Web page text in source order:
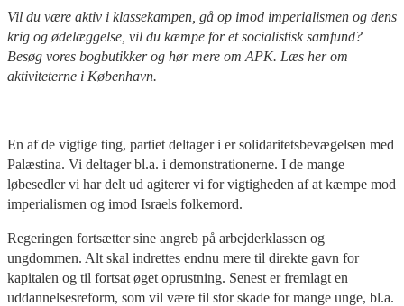
Vil du være aktiv i klassekampen, gå op imod imperialismen og dens
krig og ødelæggelse, vil du kæmpe for et socialistisk samfund?
Besøg vores bogbutikker og hør mere om APK. Læs her om
aktiviteterne i København.
En af de vigtige ting, partiet deltager i er solidaritetsbevægelsen med
Palæstina. Vi deltager bl.a. i demonstrationerne. I de mange
løbesedler vi har delt ud agiterer vi for vigtigheden af at kæmpe mod
imperialismen og imod Israels folkemord.
Regeringen fortsætter sine angreb på arbejderklassen og
ungdommen. Alt skal indrettes endnu mere til direkte gavn for
kapitalen og til fortsat øget oprustning. Senest er fremlagt en
uddannelsesreform, som vil være til stor skade for mange unge, bl.a.